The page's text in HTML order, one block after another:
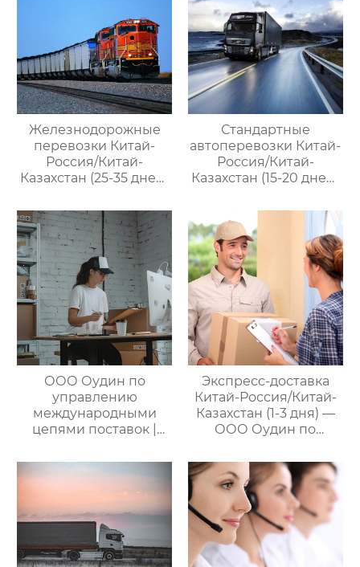
Железнодорожные
перевозки Китай-
Россия/Китай-
Казахстан (25-35 дней)
управлению
международными
цепями поставок
Стандартные
автоперевозки Китай-
Россия/Китай-
Казахстан (15-20 дней)
управлению
международными
цепями поставок
ООО Оудин по
управлению
международными
цепями поставок |
услуги
посреднических
закупок Китай-Россия:
комплексное
решение ваших
трансграничных задач
Экспресс-доставка
Китай-Россия/Китай-
Казахстан (1-3 дня) —
ООО Оудин по
международными
цепями поставок